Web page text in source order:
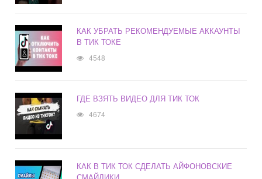
КАК УБРАТЬ РЕКОМЕНДУЕМЫЕ АККАУНТЫ
В ТИК ТОКЕ
4548
ГДЕ ВЗЯТЬ ВИДЕО ДЛЯ ТИК ТОК
4674
КАК В ТИК ТОК СДЕЛАТЬ АЙФОНОВСКИЕ